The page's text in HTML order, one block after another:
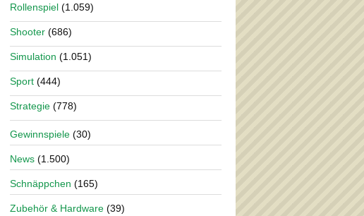
Rollenspiel (1.059)
Shooter (686)
Simulation (1.051)
Sport (444)
Strategie (778)
Gewinnspiele (30)
News (1.500)
Schnäppchen (165)
Zubehör & Hardware (39)